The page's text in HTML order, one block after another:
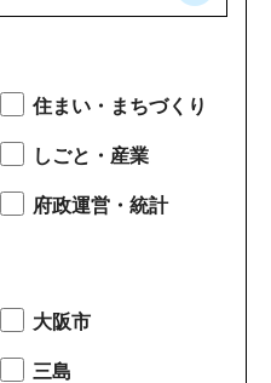
住まい・まちづくり
しごと・産業
府政運営・統計
大阪市
三島